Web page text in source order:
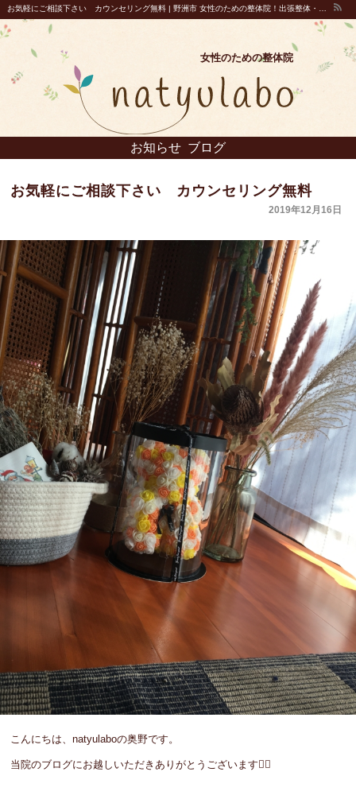
女性のための整体院
お知らせ ブログ
お気軽にご相談下さい カウンセリング無料
2019年12月16日
こんにちは、natyulaboの奥野です。
当院のブログにお越しいただきありがとうございます🙇‍♀️